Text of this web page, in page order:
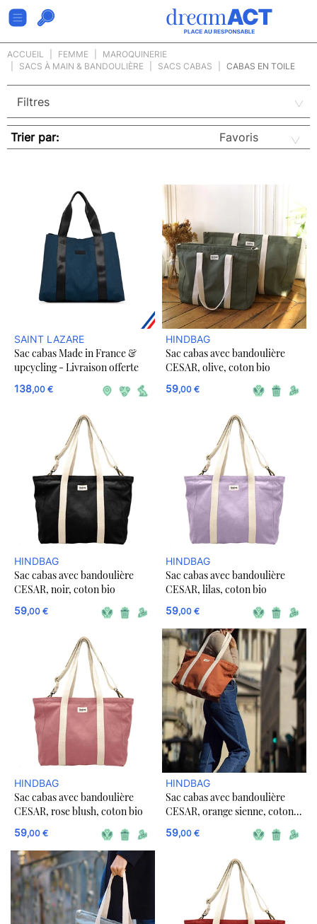
ACCUEIL FEMME
MAROQUINERIE
SACS À MAIN & BANDOULIÈRE
SACS CABAS CABAS EN TOILE
Trier par:
SAINT LAZARE
Sac cabas Made in France &
upcycling - Livraison offerte
138,00 €
HINDBAG
Sac cabas avec bandoulière
CESAR, olive, coton bio
59,00 €
HINDBAG
Sac cabas avec bandoulière
CESAR, noir, coton bio
59,00 €
HINDBAG
Sac cabas avec bandoulière
CESAR, lilas, coton bio
59,00 €
HINDBAG
Sac cabas avec bandoulière
CESAR, rose blush, coton bio
59,00 €
HINDBAG
Sac cabas avec bandoulière
CESAR, orange sienne, coton
bio
59,00 €